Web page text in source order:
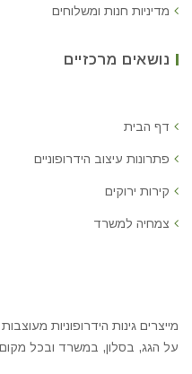
מדיניות חנות ומשלוחים
נושאים מרכזיים
דף הבית
פתרונות עיצוב הידרופוניים
קירות ירוקים
צמחיה למשרד
מייצרים גינות הידרופוניות
על הגג, בסלון, במשרד ובכל